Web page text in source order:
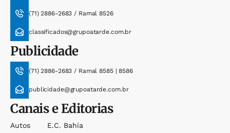
(71) 2886-2683 / Ramal 8526
classificados@grupoatarde.com.br
Publicidade
(71) 2886-2683 / Ramal 8585 | 8586
publicidade@grupoatarde.com.br
Canais e Editorias
Autos
E.c. Bahia